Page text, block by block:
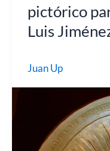
pictórico
Luis
Juan Up